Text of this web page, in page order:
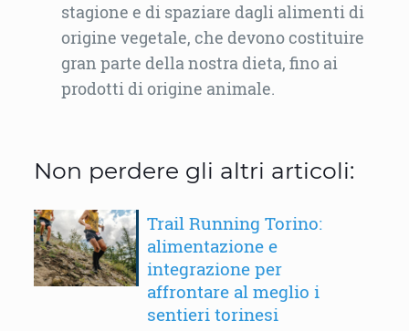
stagione e di spaziare dagli alimenti di
origine vegetale, che devono costituire
gran parte della nostra dieta, fino ai
prodotti di origine animale.
Non perdere gli altri articoli:
Trail Running Torino:
alimentazione e
integrazione per
affrontare al meglio i
sentieri torinesi